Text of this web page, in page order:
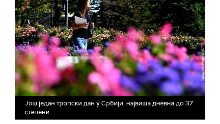
Још један тропски дан у Србији, највиша дневна до 37
степени